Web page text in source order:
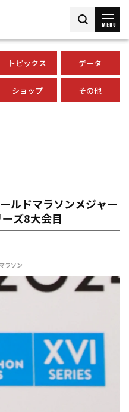
MENU
トピックス データ
ショップ その他
ルドマラソンメジャー
ズ8大会目
ラソン